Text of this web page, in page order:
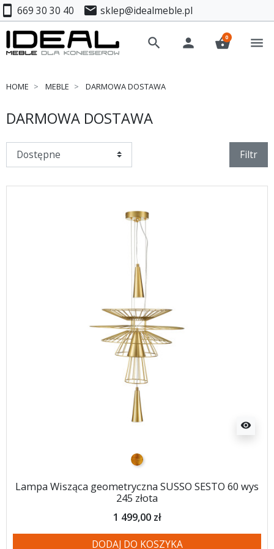
smartphone 669 30 30 40 mail sklep@idealmeble.pl
search person shopping_basket
0 menu
HOME MEBLE DARMOWA DOSTAWA
DARMOWA DOSTAWA
Filtr
visibility
złoty
Lampa Wisząca geometryczna SUSSO SESTO 60 wys
245 złota
1 499,00 zł
DODAJ DO KOSZYKA